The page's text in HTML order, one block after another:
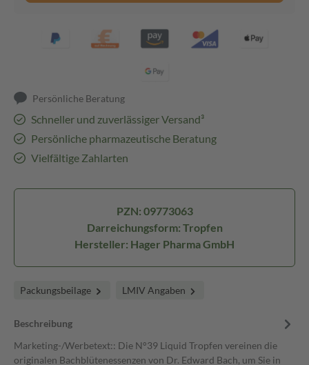
Persönliche Beratung
Schneller und zuverlässiger Versand³
Persönliche pharmazeutische Beratung
Vielfältige Zahlarten
PZN: 09773063
Darreichungsform: Tropfen
Hersteller: Hager Pharma GmbH
Packungsbeilage LMIV Angaben
Beschreibung
Marketing-/Werbetext:: Die N°39 Liquid Tropfen vereinen die
originalen Bachblütenessenzen von Dr. Edward Bach, um Sie in